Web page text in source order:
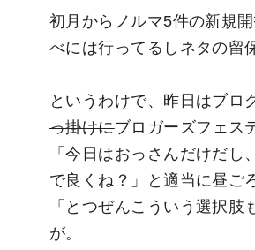
初月からノルマ5件の新規
べには行ってるしネタの留
というわけで、昨日はブロ
っ掛けにブロガーズフェス
「今日はおっさんだけだ
で良くね？」と適当に昼ご
「とつぜんこういう選択肢
が。